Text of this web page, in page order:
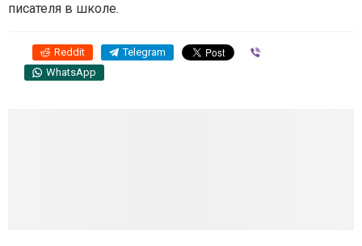
писателя в школе.
Reddit Telegram
WhatsApp